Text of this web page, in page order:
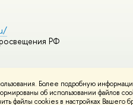
Более подробную
об использовании
файлы cookies в настройках Вашего
РФ
конфиденциальностиКарта сайта